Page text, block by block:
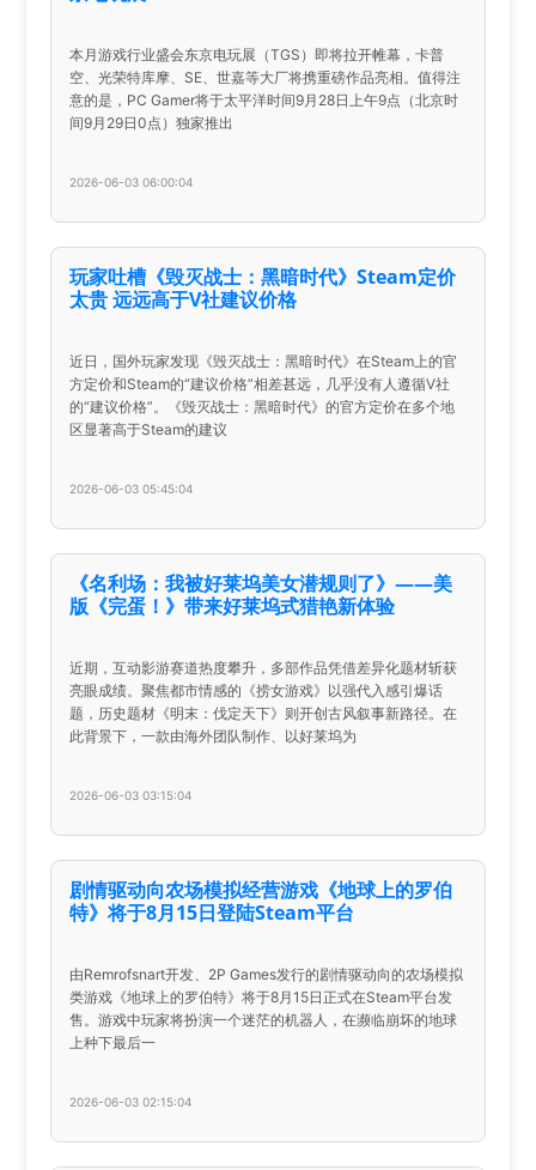
本月游戏行业盛会东京电玩展（TGS）即将拉开帷幕，卡普
空、光荣特库摩、SE、世嘉等大厂将携重磅作品亮相。值得注
意的是，PC Gamer将于太平洋时间9月28日上午9点（北京时
间9月29日0点）独家推出
2026-06-03 06:00:04
玩家吐槽《毁灭战士：黑暗时代》Steam定价
太贵 远远高于V社建议价格
近日，国外玩家发现《毁灭战士：黑暗时代》在Steam上的官
方定价和Steam的“建议价格”相差甚远，几乎没有人遵循V社
的“建议价格”。《毁灭战士：黑暗时代》的官方定价在多个地
区显著高于Steam的建议
2026-06-03 05:45:04
《名利场：我被好莱坞美女潜规则了》——美
版《完蛋！》带来好莱坞式猎艳新体验
近期，互动影游赛道热度攀升，多部作品凭借差异化题材斩获
亮眼成绩。聚焦都市情感的《捞女游戏》以强代入感引爆话
题，历史题材《明末：伐定天下》则开创古风叙事新路径。在
此背景下，一款由海外团队制作、以好莱坞为
2026-06-03 03:15:04
剧情驱动向农场模拟经营游戏《地球上的罗伯
特》将于8月15日登陆Steam平台
由Remrofsnart开发、2P Games发行的剧情驱动向的农场模拟
类游戏《地球上的罗伯特》将于8月15日正式在Steam平台发
售。游戏中玩家将扮演一个迷茫的机器人，在濒临崩坏的地球
上种下最后一
2026-06-03 02:15:04